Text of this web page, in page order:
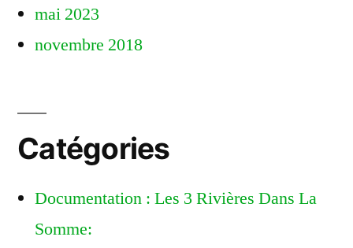
mai 2023
novembre 2018
Catégories
Documentation : Les 3 Rivières Dans La
Somme: